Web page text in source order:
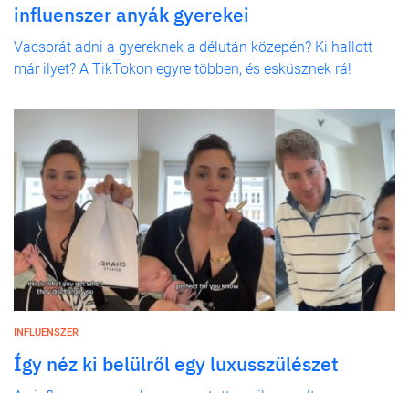
influenszer anyák gyerekei
Vacsorát adni a gyereknek a délután közepén? Ki hallott
már ilyet? A TikTokon egyre többen, és esküsznek rá!
INFLUENSZER
Így néz ki belülről egy luxusszülészet